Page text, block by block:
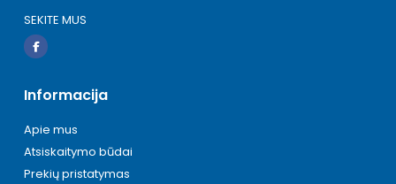
SEKITE MUS
Informacija
Apie mus
Atsiskaitymo būdai
Prekių pristatymas